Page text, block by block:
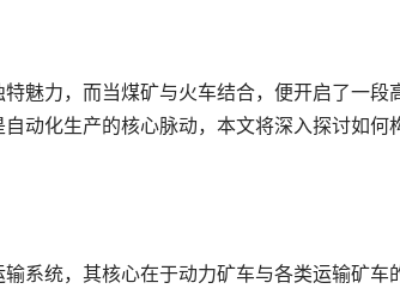
魅力，而当煤矿与火车结合，便开启了一段
动化生产的核心脉动，本文将深入探讨如何
系统，其核心在于动力矿车与各类运输矿车